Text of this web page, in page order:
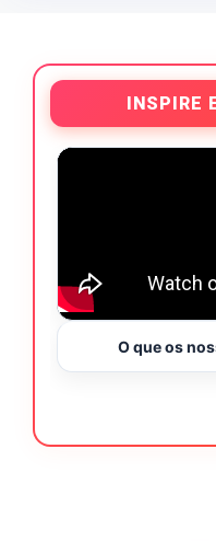
INSPIRE
O que os